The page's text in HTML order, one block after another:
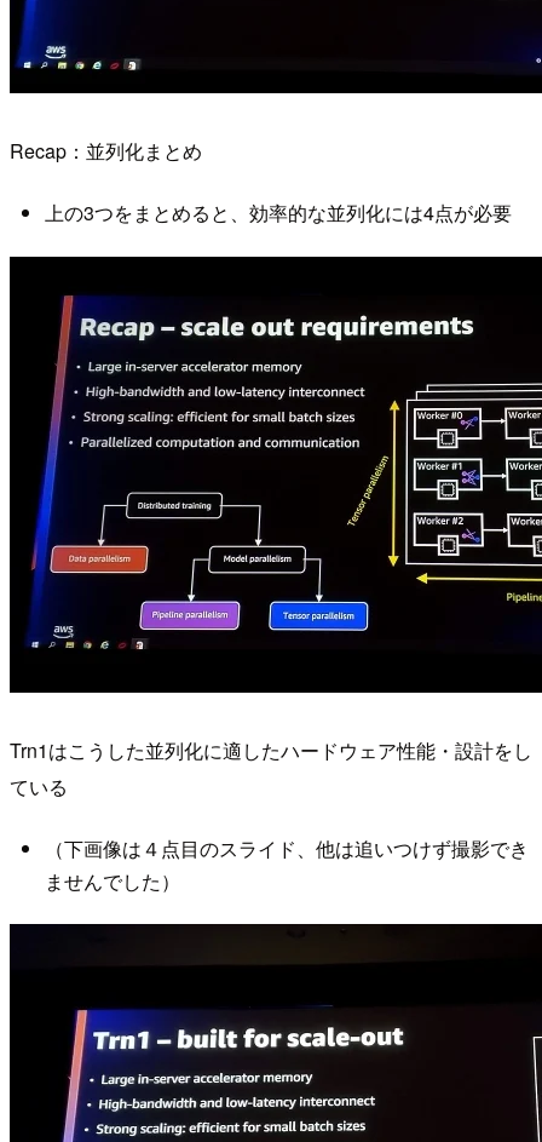
Recap：並列化まとめ
上の3つをまとめると、効率的な並列化には4点が必要
Trn1はこうした並列化に適したハードウェア性能・設計をし
ている
（下画像は４点目のスライド、他は追いつけず撮影でき
ませんでした）